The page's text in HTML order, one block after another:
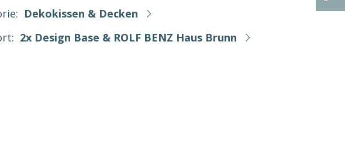
Dekokissen & Decken
2x Design Base & ROLF BENZ Haus Brunn